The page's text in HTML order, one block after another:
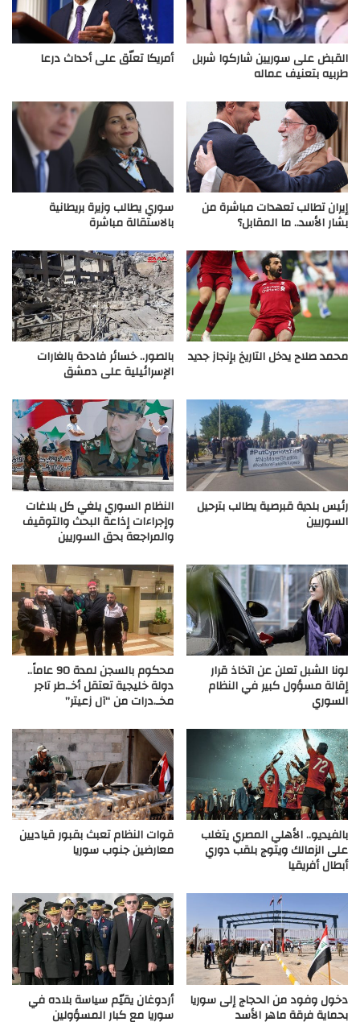
القبض على سوريين شاركوا شربل
طربيه بتعنيف عماله
أمريكا تعلّق على أحداث درعا
إيران تطالب تعهدات مباشرة من
بشار الأسد.. ما المقابل؟
سوري يطالب وزيرة بريطانية
بالاستقالة مباشرة
محمد صلاح يدخل التاريخ بإنجاز جديد بالصور.. خسائر فادحة بالغارات
الإسرائيلية على دمشق
رئيس بلدية قبرصية يطالب بترحيل
السوريين
النظام السوري يلغي كل بلاغات
وإجراءات إذاعة البحث والتوقيف
والمراجعة بحق السوريين
لونا الشبل تعلن عن اتخاذ قرار
إقالة مسؤول كبير في النظام
السوري
محكوم بالسجن لمدة 90 عاماً..
دولة خليجية تعتقل أخـ.طر تاجر
مخـ.درات من “آل زعيتر”
بالفيديو.. الأهلي المصري يتغلب
على الزمالك ويتوج بلقب دوري
أبطال أفريقيا
قوات النظام تعبث بقبور قياديين
معارضين جنوب سوريا
دخول وفود من الحجاج إلى سوريا
بحماية فرقة ماهر الأسد
أردوغان يقيّم سياسة بلاده في
سوريا مع كبار المسؤولين